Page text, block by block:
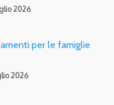
2026
per le famiglie
2026